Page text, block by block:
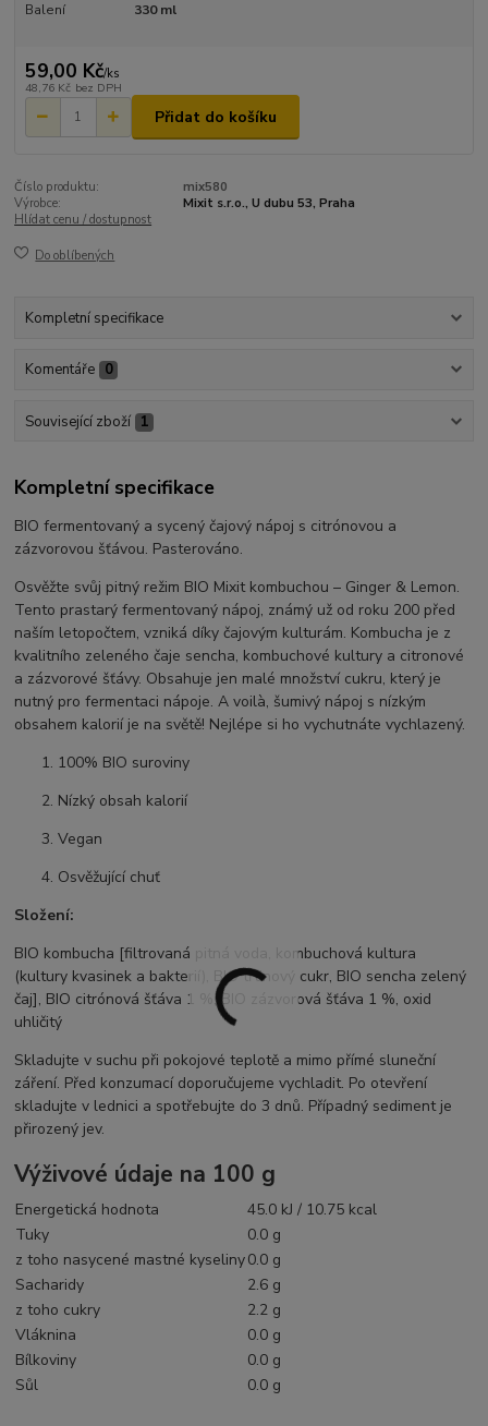
Balení
330 ml
59,00 Kč/ks
48,76 Kč bez DPH
Přidat do košíku
Číslo produktu:
mix580
Výrobce:
Mixit s.r.o., U dubu 53, Praha
Hlídat cenu / dostupnost
Do oblíbených
Kompletní specifikace
Komentáře 0
Související zboží 1
Kompletní specifikace
BIO fermentovaný a sycený čajový nápoj s citrónovou a
zázvorovou šťávou. Pasterováno.
Osvěžte svůj pitný režim BIO Mixit kombuchou – Ginger & Lemon.
Tento prastarý fermentovaný nápoj, známý už od roku 200 před
naším letopočtem, vzniká díky čajovým kulturám. Kombucha je z
kvalitního zeleného čaje sencha, kombuchové kultury a citronové
a zázvorové šťávy. Obsahuje jen malé množství cukru, který je
nutný pro fermentaci nápoje. A voilà, šumivý nápoj s nízkým
obsahem kalorií je na světě! Nejlépe si ho vychutnáte vychlazený.
100% BIO suroviny
Nízký obsah kalorií
Vegan
Osvěžující chuť
Složení:
BIO kombucha [filtrovaná pitná voda, kombuchová kultura
(kultury kvasinek a bakterií), BIO třtinový cukr, BIO sencha zelený
čaj], BIO citrónová šťáva 1 %, BIO zázvorová šťáva 1 %, oxid
uhličitý
Skladujte v suchu při pokojové teplotě a mimo přímé sluneční
záření. Před konzumací doporučujeme vychladit. Po otevření
skladujte v lednici a spotřebujte do 3 dnů. Případný sediment je
přirozený jev.
Výživové údaje na 100 g
Energetická hodnota
45.0 kJ / 10.75 kcal
Tuky
0.0 g
z toho nasycené mastné kyseliny0.0 g
Sacharidy
2.6 g
z toho cukry
2.2 g
Vláknina
0.0 g
Bílkoviny
0.0 g
Sůl
0.0 g